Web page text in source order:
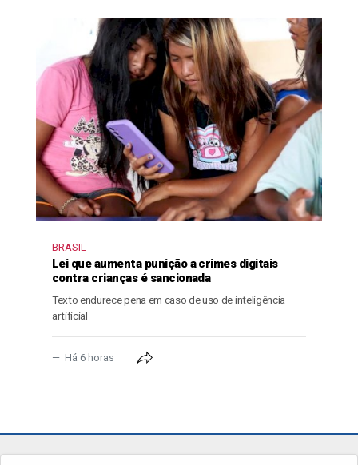
BRASIL
Lei que aumenta punição a crimes digitais
contra crianças é sancionada
Texto endurece pena em caso de uso de inteligência
artificial
Há 6 horas